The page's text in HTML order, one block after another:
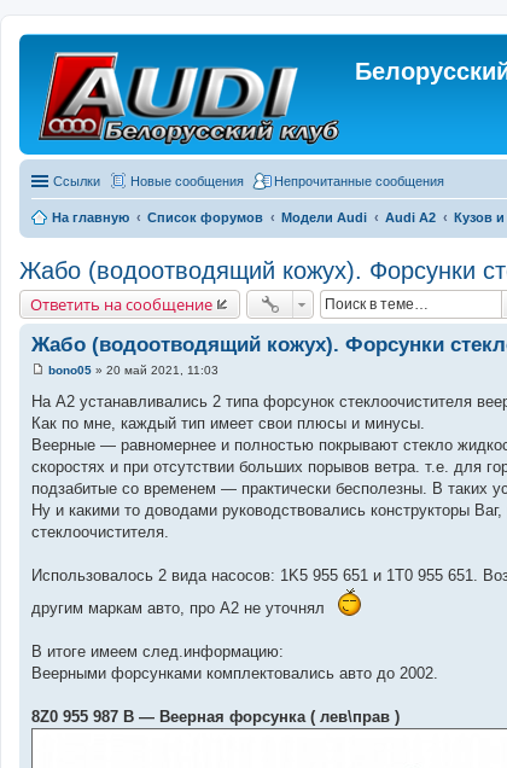
Ссылки Новые сообщения Непрочитанные сообщения
На главную Список форумов Модели Audi Audi A2 Кузов
Жабо (водоотводящий кожух). Форсунки
Ответить на сообщение
Жабо (водоотводящий кожух). Форсунки
о
б
е
н
е
bono05 » 20 май 2021, 11:03
На А2 устанавливались 2 типа форсунок стеклоочистителя
Как по мне, каждый тип имеет свои плюсы и минусы.
Веерные — равномернее и полностью покрывают стекло
скоростях и при отсутствии больших порывов ветра. т.е. для
подзабитые со временем — практически бесполезны. В таких
Ну и какими то доводами руководствовались конструкторы
стеклоочистителя.
Использовалось 2 вида насосов: 1K5 955 651 и 1T0 955 651.
другим маркам авто, про А2 не уточнял
В итоге имеем след.информацию:
Веерными форсунками комплектовались авто до 2002.
8Z0 955 987 B — Веерная форсунка ( лев\прав )